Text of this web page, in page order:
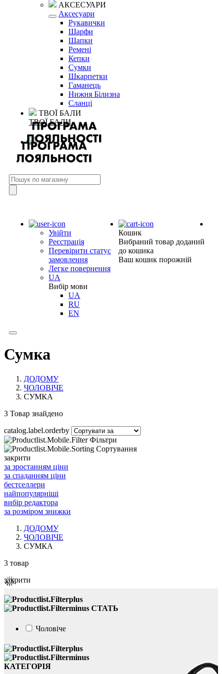
АКСЕСУАРИ
Аксесуари
Рукавички
Шарфи
Шапки
Ремені
Кепки
Сумки
Шкарпетки
Гаманець
Нижня Білизна
Сланці
ТВОЇ БАЛИ
ТВОЇ БАЛИ
Увійти
Реєстрація
Перевірити статус
замовлення
Легке повернення
UA
Вибір мови
UA
RU
EN
Кошик
Вибраний товар доданий
до кошика
Ваш кошик порожній
Сумка
ДОДОМУ
ЧОЛОВІЧЕ
СУМКА
3 Товар знайдено
catalog.label.orderby
Фільтри
Сортування
закрити
за зростанням ціни
за спаданням ціни
бестселлери
найпопулярніші
вибір редактора
за розміром знижки
ДОДОМУ
ЧОЛОВІЧЕ
СУМКА
3 товар
закрити
СТАТЬ
Чоловіче
КАТЕГОРІЯ